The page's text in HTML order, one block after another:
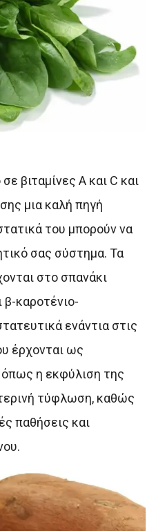
βιταμίνες Α και C και
μια καλή πηγή
του μπορούν να
σας σύστημα. Τα
στο σπανάκι
β-καροτένιο-
ενάντια στις
έρχονται ως
όπως η εκφύλιση της
τύφλωση, καθώς
παθήσεις και